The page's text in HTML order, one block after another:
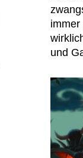
und